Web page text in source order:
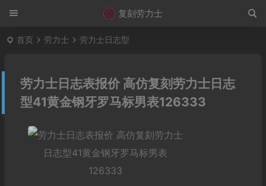
复刻劳力士
首页 劳力士 劳力士日志型
劳力士日志表报价 高仿复刻劳力士日志
型41黄金钢牙罗马标男表126333